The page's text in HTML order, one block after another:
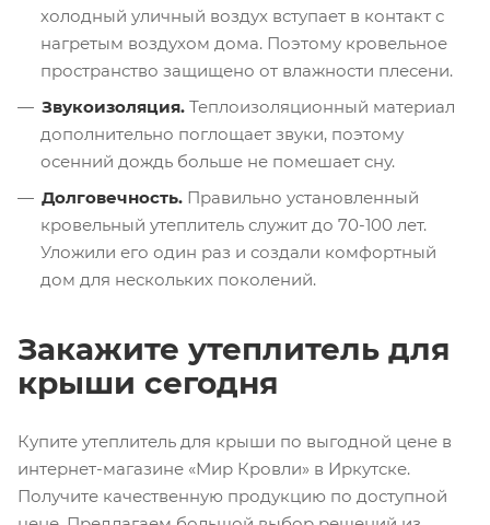
холодный уличный воздух вступает в контакт с
нагретым воздухом дома. Поэтому кровельное
пространство защищено от влажности плесени.
Звукоизоляция. Теплоизоляционный материал
дополнительно поглощает звуки, поэтому
осенний дождь больше не помешает сну.
Долговечность. Правильно установленный
кровельный утеплитель служит до 70-100 лет.
Уложили его один раз и создали комфортный
дом для нескольких поколений.
Закажите утеплитель для
крыши сегодня
Купите утеплитель для крыши по выгодной цене в
интернет-магазине «Мир Кровли» в Иркутске.
Получите качественную продукцию по доступной